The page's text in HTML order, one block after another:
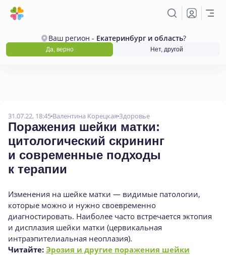
Ваш регион - Екатеринбург и область?
Да, верно Нет, другой
31.07.22, 18:45 Валентина Корецкая Здоровье
Поражения шейки матки:
цитологический скрининг
и современные подходы
к терапии
Изменения на шейке матки — видимые патологии,
которые можно и нужно своевременно
диагностировать. Наиболее часто встречается эктопия
и дисплазия шейки матки (цервикальная
интраэпителиальная неоплазия).
Читайте: Эрозия и другие поражения шейки